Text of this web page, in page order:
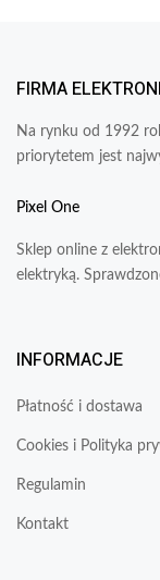
FIRMA
Na rynku od 1992
priorytetem jest
Pixel One
Sklep online z
elektryką.
INFORMACJE
Płatność i dostawa
Cookies i Polityka
Regulamin
Kontakt